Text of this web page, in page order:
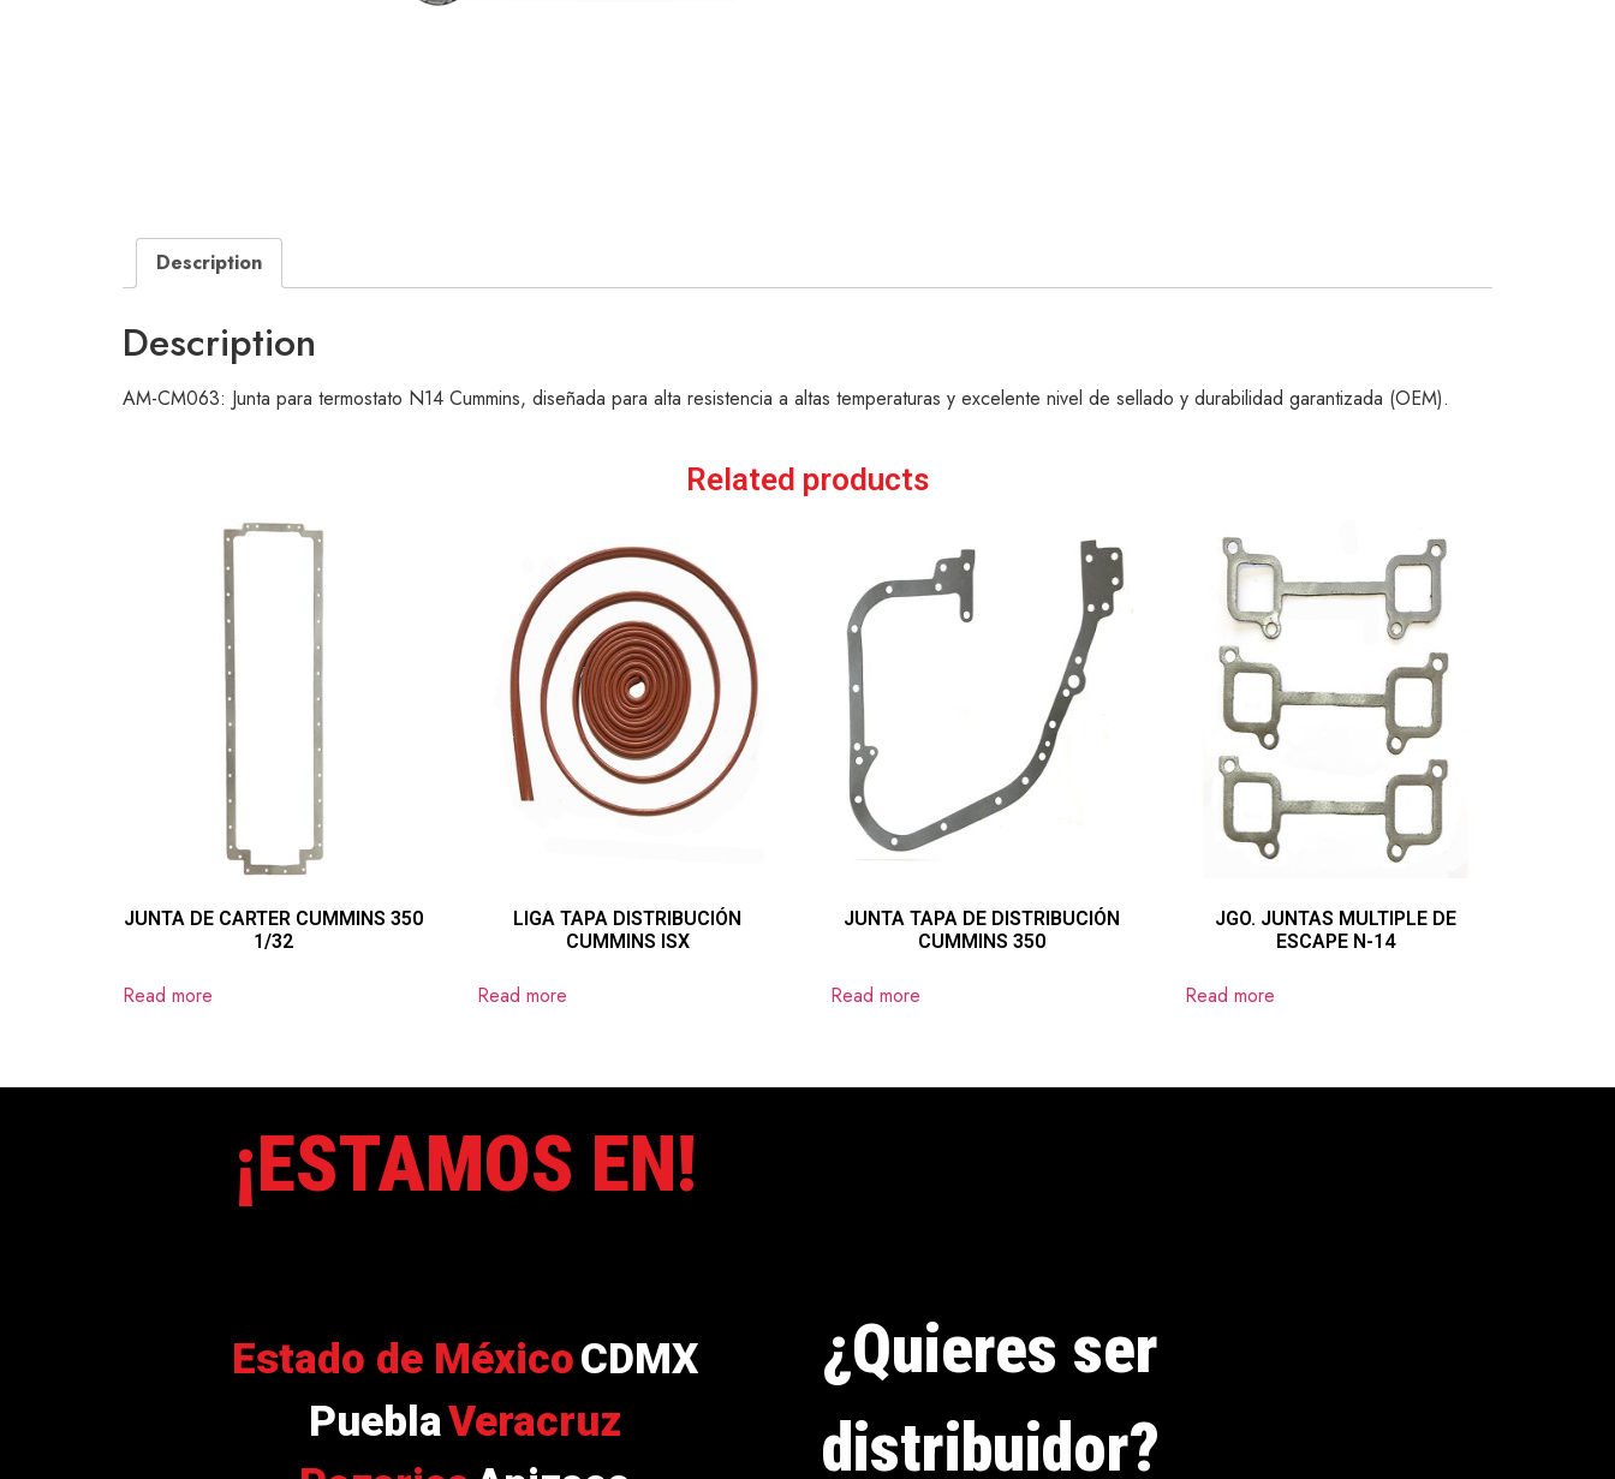
Description
Description
AM-CM063: Junta para termostato N14 Cummins, diseñada para alta resistencia a altas temperaturas y excelente nivel de sellado y durabilidad garantizada (OEM).
Related products
JUNTA DE CARTER CUMMINS 350
1/32
Read more
LIGA TAPA DISTRIBUCIÓN
CUMMINS ISX
Read more
JUNTA TAPA DE DISTRIBUCIÓN
CUMMINS 350
Read more
JGO. JUNTAS MULTIPLE DE
ESCAPE N-14
Read more
¡ESTAMOS EN!
¿Quieres ser
distribuidor?
Estado de MéxicoCDMX
PueblaVeracruz